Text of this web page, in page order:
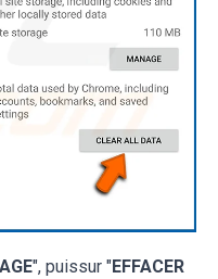
", puissur "EFFACER